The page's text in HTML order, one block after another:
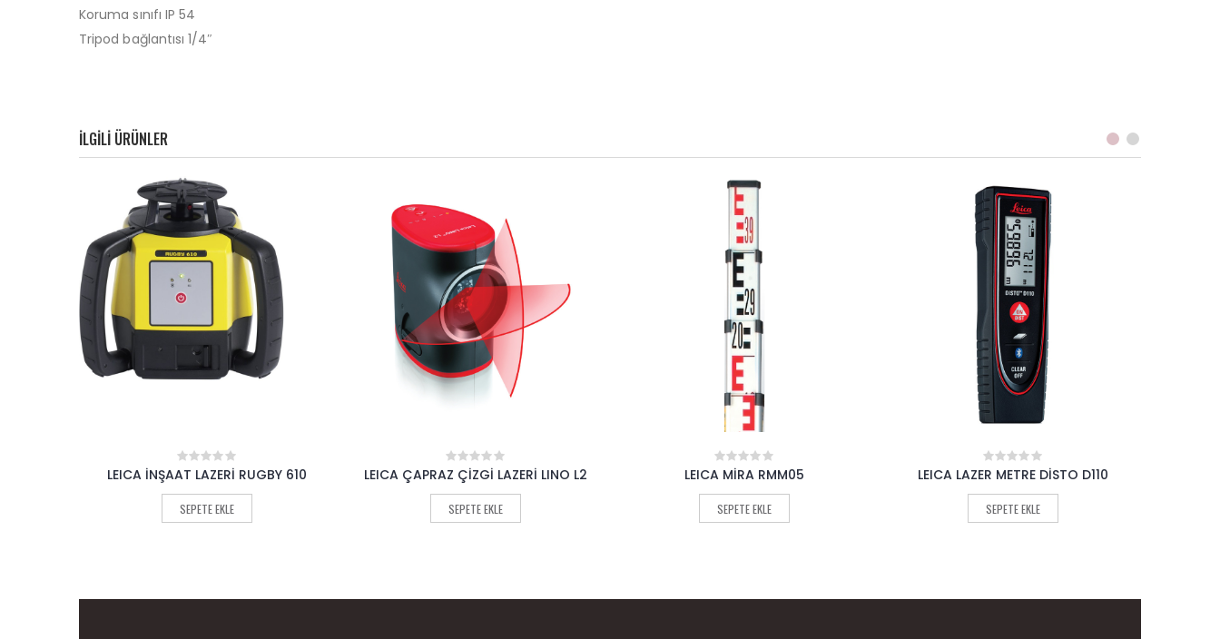
Koruma sınıfı IP 54
Tripod bağlantısı 1/4″
ILGILI ÜRÜNLER
0
of
5
LEICA İNŞAAT LAZERİ RUGBY 610
SEPETE EKLE
0
out
of
5
LEICA ÇAPRAZ ÇİZGİ LAZERİ LINO L2
SEPETE EKLE
0
of
5
LEICA MİRA RMM05
SEPETE EKLE
0
of
5
LEICA LAZER METRE DİSTO D110
SEPETE EKLE